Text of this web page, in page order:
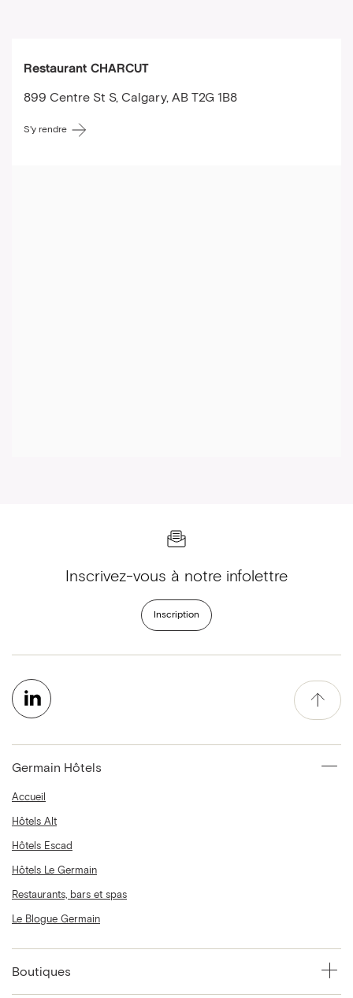
Restaurant CHARCUT
899 Centre St S, Calgary, AB T2G 1B8
S'y rendre
Inscrivez-vous à notre infolettre
Inscription
Germain Hôtels
Accueil
Hôtels Alt
Hôtels Escad
Hôtels Le Germain
Restaurants, bars et spas
Le Blogue Germain
Boutiques